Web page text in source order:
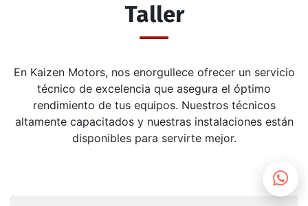
Taller
En Kaizen Motors, nos enorgullece ofrecer un servicio
técnico de excelencia que asegura el óptimo
rendimiento de tus equipos. Nuestros técnicos
altamente capacitados y nuestras instalaciones están
disponibles para servirte mejor.